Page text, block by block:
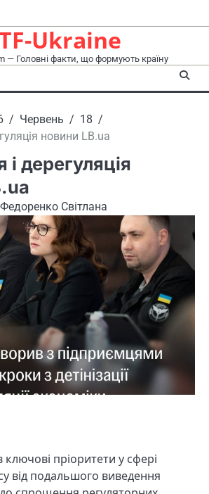
Ukraine
— Головні факти, що формують країну
Червень
18
новини LB.ua
і дерегуляція
Федоренко Світлана
пріоритети у сфері
від подальшого виведення